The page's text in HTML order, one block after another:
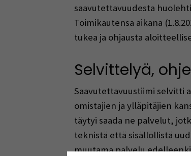
saavutettavuudesta
Toimikautensa aikana
tukea ja ohjausta
Selvittelyä,
Saavutettavuustiimi selvitti
omistajien ja ylläpitäjien
täytyi saada ne palvelut,
teknistä että sisällöllistä
muutama palvelu